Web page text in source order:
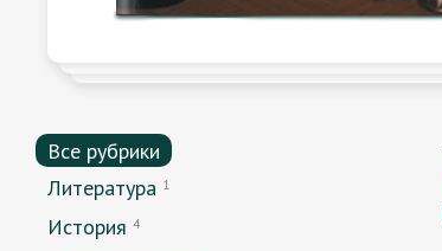
Все рубрики
Литература 1
История 4